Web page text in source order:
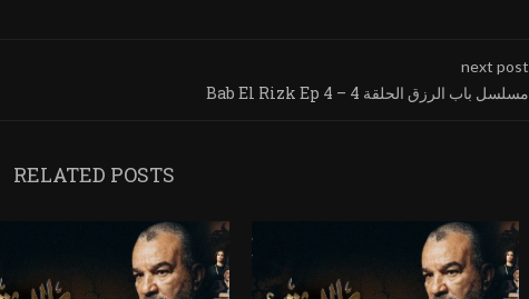
next post
Bab El Rizk Ep 4 – مسلسل باب الرزق الحلقة 4
RELATED POSTS